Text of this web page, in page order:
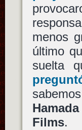
menos
último
suelta
Hamada
Films.